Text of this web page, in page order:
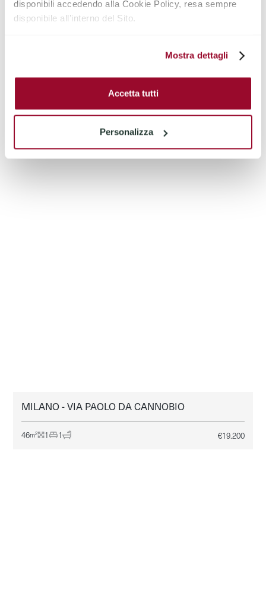
disponibili accedendo alla Cookie Policy, resa sempre
disponibile all’interno del Sito.
Mostra dettagli
Accetta tutti
Personalizza
MILANO - VIA VISCONTI DI MODRONE
MILANO AFFITTO
MILANO - VIA PAOLO DA CANNOBIO
46m2 1 1 €19.200